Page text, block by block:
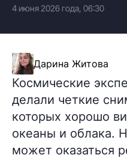
4 июня 2026 года, 06:30
Дарина Житова
Космические
делали четкие
которых хорошо
океаны и облака.
может оказаться